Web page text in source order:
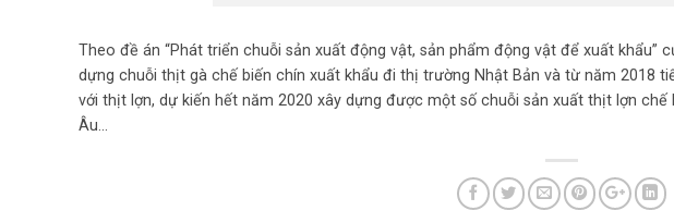
Theo đề án “Phát triển chuỗi sản xuất động vật, sản phẩm động vật để xuất khẩu”
dựng chuỗi thịt gà chế biến chín xuất khẩu đi thị trường Nhật Bản và từ năm 2018
với thịt lợn, dự kiến hết năm 2020 xây dựng được một số chuỗi sản xuất thịt lợn
Âu…